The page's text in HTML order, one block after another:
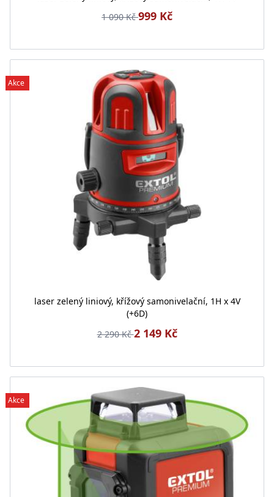
1 090 Kč999 Kč
Akce
laser zelený liniový, křížový samonivelační, 1H x 4V
(+6D)
2 290 Kč2 149 Kč
Akce